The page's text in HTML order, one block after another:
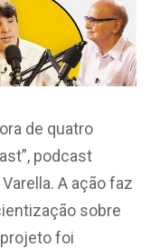
de quatro
podcast
A ação faz
sobre
foi